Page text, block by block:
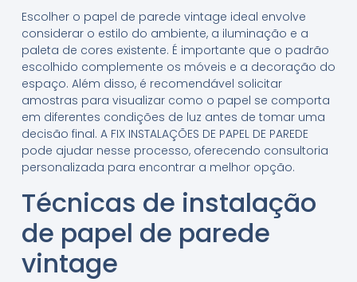
Escolher o papel de parede vintage ideal envolve
considerar o estilo do ambiente, a iluminação e a
paleta de cores existente. É importante que o padrão
escolhido complemente os móveis e a decoração do
espaço. Além disso, é recomendável solicitar
amostras para visualizar como o papel se comporta
em diferentes condições de luz antes de tomar uma
decisão final. A FIX INSTALAÇÕES DE PAPEL DE PAREDE
pode ajudar nesse processo, oferecendo consultoria
personalizada para encontrar a melhor opção.
Técnicas de instalação
de papel de parede
vintage